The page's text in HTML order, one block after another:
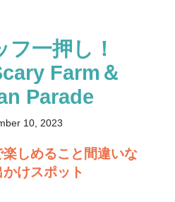
フ一押し！
Farm＆
Parade
10, 2023
しめること間違いな
かけスポット